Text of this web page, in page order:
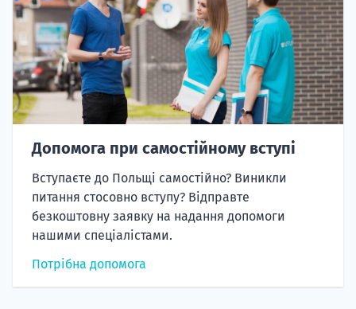
Допомога при самостійному вступі
Вступаєте до Польщі самостійно? Виникли
питання стосовно вступу? Відправте
безкоштовну заявку на надання допомоги
нашими спеціалістами.
Потрібна допомога